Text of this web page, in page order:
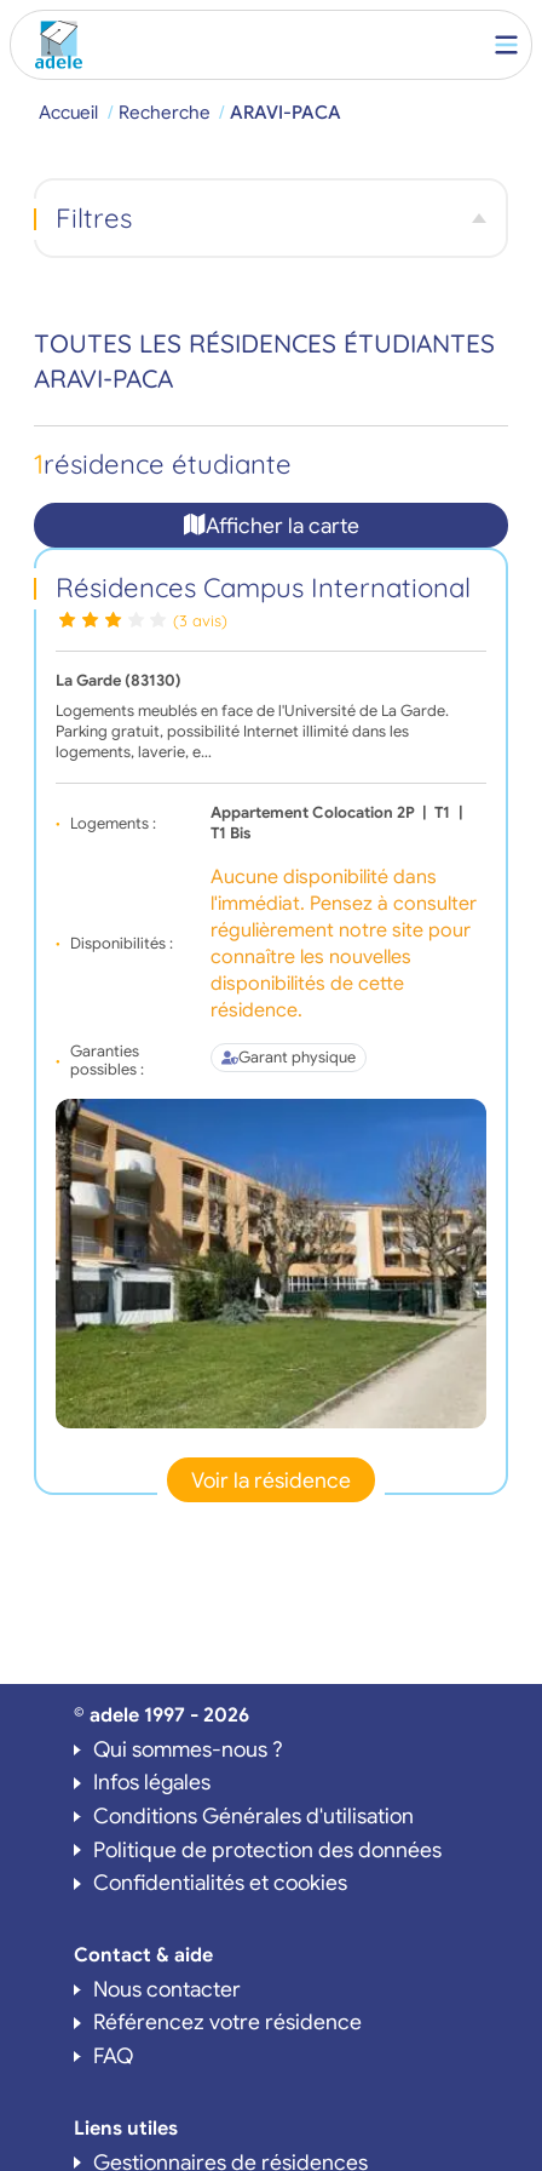
Accueil Recherche ARAVI-PACA
TOUTES LES RÉSIDENCES ÉTUDIANTES
ARAVI-PACA
1résidence étudiante
Afficher la carte
Résidences Campus International
(3 avis)
La Garde (83130)
Logements meublés en face de l'Université de La Garde.
Parking gratuit, possibilité Internet illimité dans les
logements, laverie, e…
Logements :
Appartement Colocation 2P T1
T1 Bis
Disponibilités :
Aucune disponibilité dans
l'immédiat. Pensez à consulter
régulièrement notre site pour
connaître les nouvelles
disponibilités de cette
résidence.
Garanties
possibles :
Garant physique
Voir la résidence
Filtres
© adele 1997 - 2026
Qui sommes-nous ?
Infos légales
Conditions Générales d'utilisation
Politique de protection des données
Confidentialités et cookies
Contact & aide
Nous contacter
Référencez votre résidence
FAQ
Liens utiles
Gestionnaires de résidences